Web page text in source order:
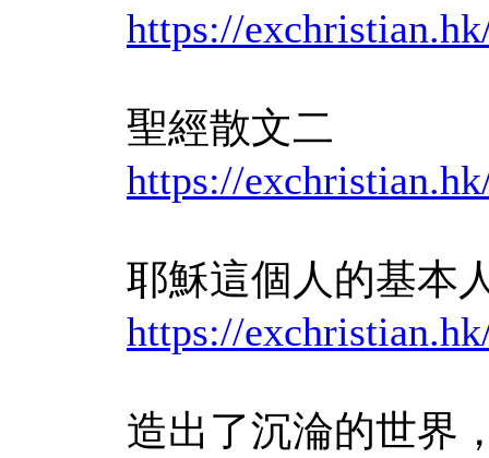
https://
聖經散文二
https://
耶穌這個人的基本
https://
造出了沉淪的世界